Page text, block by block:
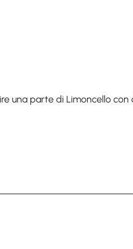
una parte di Limoncello